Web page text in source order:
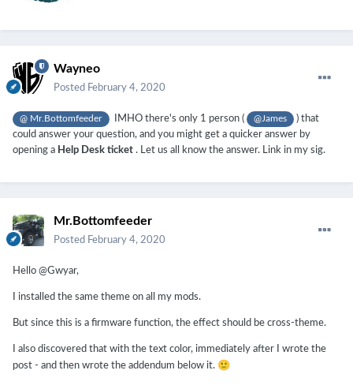
Wayneo
Posted February 4, 2020
@ Mr.Bottomfeeder IMHO there's only 1 person ( @James
) that
could answer your question, and you might get a quicker answer by
opening a Help Desk ticket . Let us all know the answer. Link in my sig.
Mr.Bottomfeeder
Posted February 4, 2020
Hello @Gwyar,
I installed the same theme on all my mods.
But since this is a firmware function, the effect should be cross-theme.
I also discovered that with the text color, immediately after I wrote the
post - and then wrote the addendum below it. 🙂